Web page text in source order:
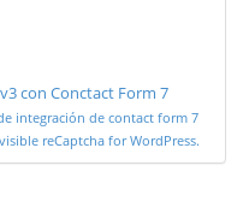
con Conctact Form 7
integración de contact form 7
reCaptcha for WordPress.